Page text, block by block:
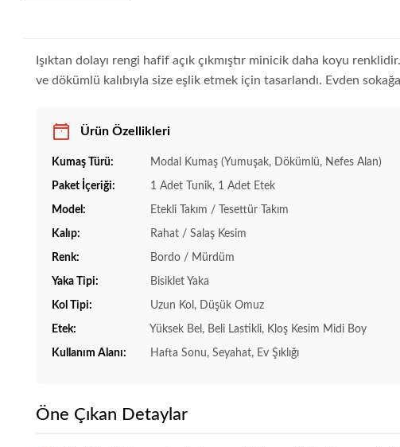
Işıktan dolayı rengi hafif açık çıkmıştır minicik daha koyu
ve dökümlü kalıbıyla size eşlik etmek için tasarlandı. Evden
Ürün Özellikleri
Kumaş Türü: Modal Kumaş (Yumuşak, Dökümlü, Nefes Alan)
Paket İçeriği: 1 Adet Tunik, 1 Adet Etek
Model: Etekli Takım / Tesettür Takım
Kalıp: Rahat / Salaş Kesim
Renk: Bordo / Mürdüm
Yaka Tipi: Bisiklet Yaka
Kol Tipi: Uzun Kol, Düşük Omuz
Etek: Yüksek Bel, Beli Lastikli, Kloş Kesim Midi Boy
Kullanım Alanı: Hafta Sonu, Seyahat, Ev Şıklığı
Öne Çıkan Detaylar